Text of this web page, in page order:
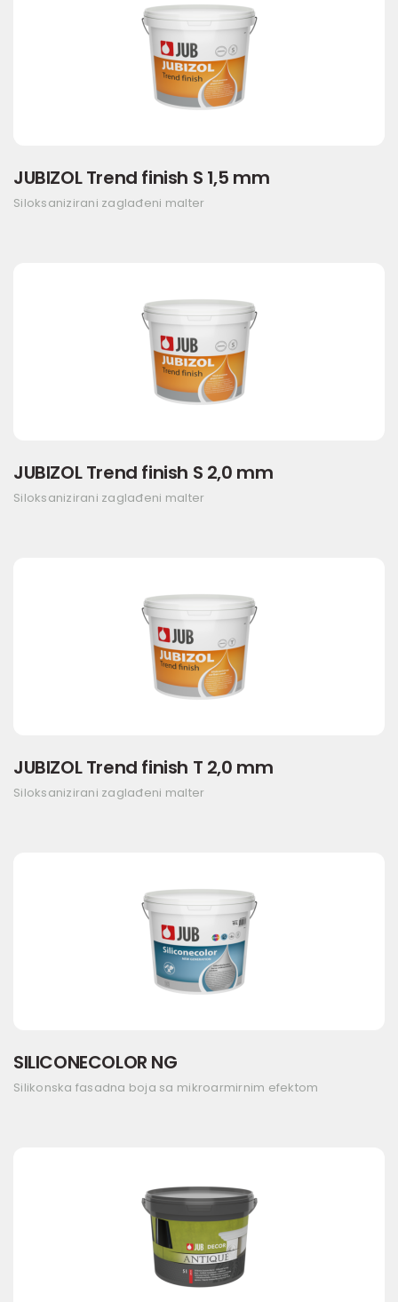
JUBIZOL Trend finish S 1,5 mm
Siloksanizirani zaglađeni malter
JUBIZOL Trend finish S 2,0 mm
Siloksanizirani zaglađeni malter
JUBIZOL Trend finish T 2,0 mm
Siloksanizirani zaglađeni malter
SILICONECOLOR NG
Silikonska fasadna boja sa mikroarmirnim efektom